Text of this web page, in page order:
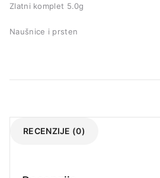
Zlatni komplet 5.0g
Naušnice i prsten
RECENZIJE (0)